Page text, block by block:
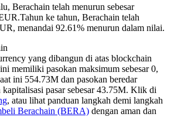
menggunakan USDC sebagai jaminannya
Berachain telah menurun sebesar
Tahun ke tahun, Berachain telah
menandai 92.61% menurun dalam nilai.
yang dibangun di atas blockchain
memiliki pasokan maksimum sebesar 0,
ini 554.73M dan pasokan beredar
pasar sebesar 43.75M. Klik di
, atau lihat panduan langkah demi langkah
Berachain (BERA) dengan aman dan